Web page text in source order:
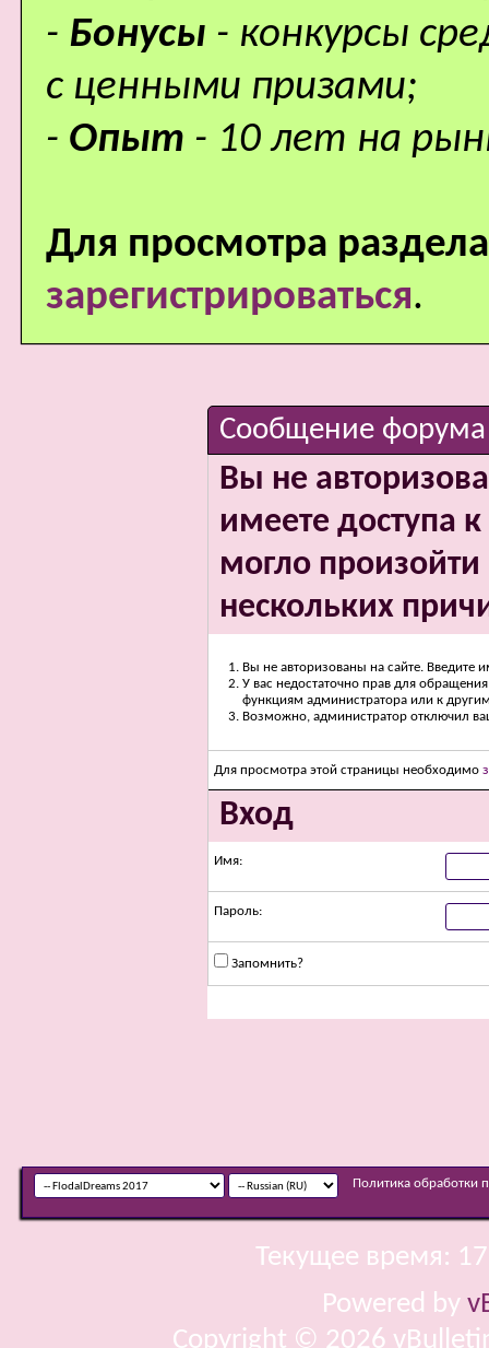
- Бонусы - конкурсы
с ценными призами;
- Опыт - 10 лет на
Для просмотра
зарегистрироваться.
Сообщение форума
Вы не
имеете доступа
могло
нескольких
Вы не авторизованы на сайте. Введите
У вас недостаточно прав для
функциям администратора или к
Возможно, администратор отключил
Для просмотра этой страницы необходимо
Вход
Имя:
Пароль:
Запомнить?
Политика обработки
Текущее время:
Powered by
Copyright © 2026